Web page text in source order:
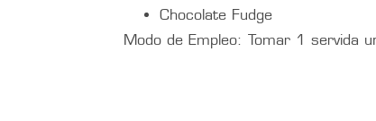
Chocolate Fudge
Modo de Empleo: Tomar 1 servida